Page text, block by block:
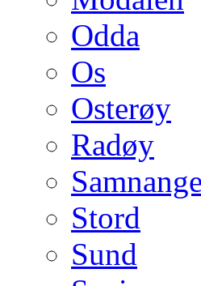
Odda
Os
Osterøy
Radøy
Stord
Sund